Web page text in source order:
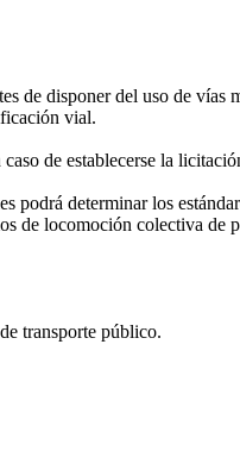
disponer del uso de vías
vial.
de establecerse la
determinar los
de locomoción colectiva de
transporte público.